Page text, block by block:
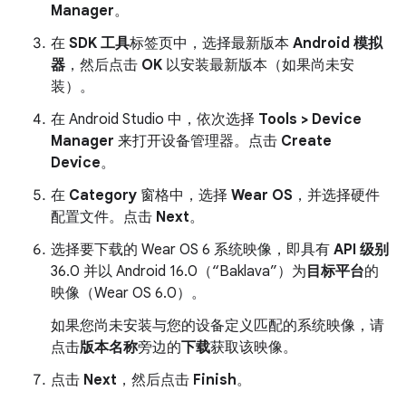
Manager。
在 SDK 工具标签页中，选择最新版本 Android 模拟
器 ，然后点击 OK 以安装最新版本（如果尚未安
装）。
在 Android Studio 中，依次选择 Tools > Device
Manager 来打开设备管理器。点击 Create
Device。
在 Category 窗格中，选择 Wear OS ，并选择硬件
配置文件。点击 Next。
选择要下载的 Wear OS 6 系统映像，即具有 API 级别
36.0 并以 Android 16.0（“Baklava”）为目标平台的
映像（Wear OS 6.0）。
如果您尚未安装与您的设备定义匹配的系统映像，请
点击版本名称旁边的下载获取该映像。
点击 Next ，然后点击 Finish。